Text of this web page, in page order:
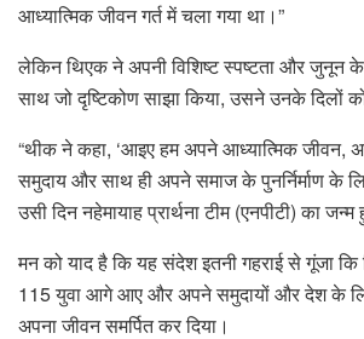
आध्यात्मिक जीवन गर्त में चला गया था।”
लेकिन थिएक ने अपनी विशिष्ट स्पष्टता और जुनून
साथ जो दृष्टिकोण साझा किया, उसने उनके दिलों
“थीक ने कहा, ‘आइए हम अपने आध्यात्मिक जीवन,
समुदाय और साथ ही अपने समाज के पुनर्निर्माण के
उसी दिन नहेमायाह प्रार्थना टीम (एनपीटी) का
मन को याद है कि यह संदेश इतनी गहराई से गूंजा
115 युवा आगे आए और अपने समुदायों और देश के
अपना जीवन समर्पित कर दिया।